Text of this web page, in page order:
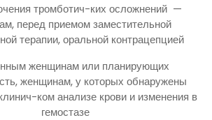
тромботич-ких осложнений —
перед приемом заместительной
терапии, оральной контрацепцией
женщинам или планирующих
женщинам, у которых обнаружены
ком анализе крови и изменения в
гемостазе